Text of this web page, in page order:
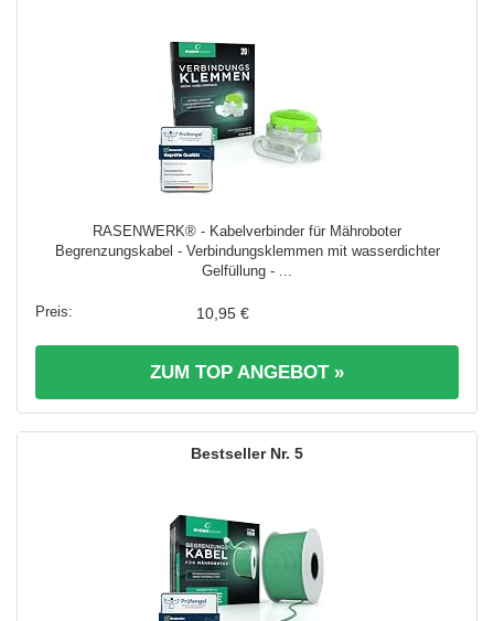
RASENWERK® - Kabelverbinder für Mähroboter
Begrenzungskabel - Verbindungsklemmen mit wasserdichter
Gelfüllung - ...
10,95 €
ZUM TOP ANGEBOT »
5